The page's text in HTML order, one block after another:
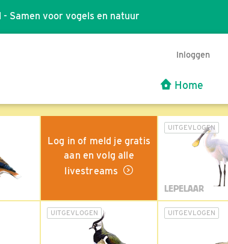
- Samen voor vogels en natuur
Inloggen
Home
Log in of meld je gratis
aan en volg alle
livestreams
UITGEVLOGEN
LEPELAAR
UITGEVLOGEN UITGEVLOGEN